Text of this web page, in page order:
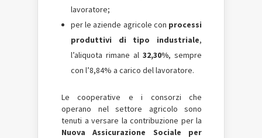
lavoratore;
per le aziende agricole con processi
produttivi di tipo industriale,
l’aliquota rimane al 32,30%, sempre
con l’8,84% a carico del lavoratore.
Le cooperative e i consorzi che
operano nel settore agricolo sono
tenuti a versare la contribuzione per la
Nuova Assicurazione Sociale per